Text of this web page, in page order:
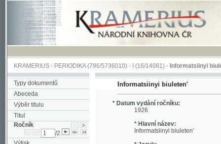
KRAMERIUS-PERIODIKA(796/5736010) -I(16/14081) -Informatsiinyi biuleten'(1/
Typy dokumentů
Abeceda
Výběr titulu
Titul
Ročník
/2
Výtisk
Stránka
Informatsiinyi biuleten'
* Datum vydání ročníku:
1926
* Hlavní název:
* Jazyk: